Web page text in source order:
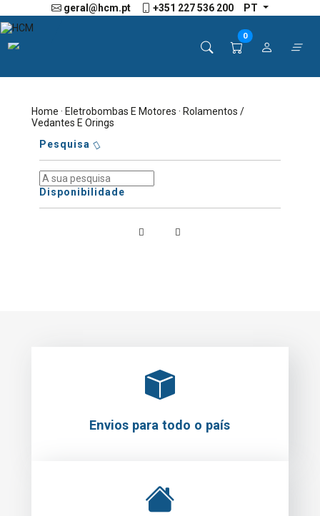
geral@hcm.pt +351 227 536 200 PT
0
Home ·Eletrobombas E Motores · Rolamentos /
Vedantes E Orings
Pesquisa
Disponibilidade
Envios para todo o país